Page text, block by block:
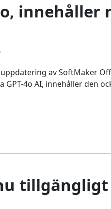
innehåller
av SoftMaker
4o AI, innehåller den
tillgängligt